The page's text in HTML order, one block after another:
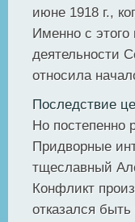
июне 1918 г.,
Именно с
деятельности
относила
Последствие
Но постепенно
Придворные
тщеславный
Конфликт
отказался